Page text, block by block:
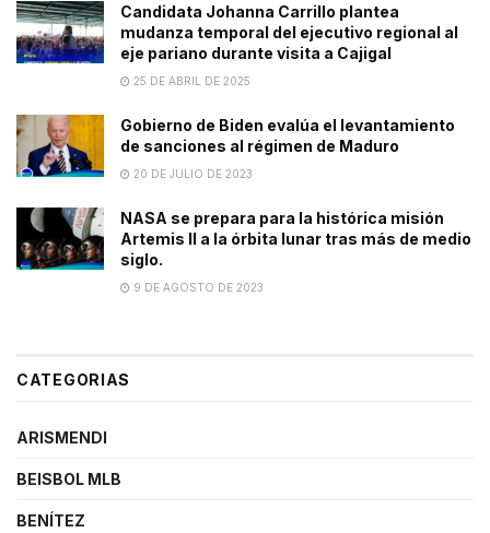
Candidata Johanna Carrillo plantea
mudanza temporal del ejecutivo regional al
eje pariano durante visita a Cajigal
25 DE ABRIL DE 2025
Gobierno de Biden evalúa el levantamiento
de sanciones al régimen de Maduro
20 DE JULIO DE 2023
NASA se prepara para la histórica misión
Artemis II a la órbita lunar tras más de medio
siglo.
9 DE AGOSTO DE 2023
CATEGORIAS
ARISMENDI
BEISBOL MLB
BENÍTEZ